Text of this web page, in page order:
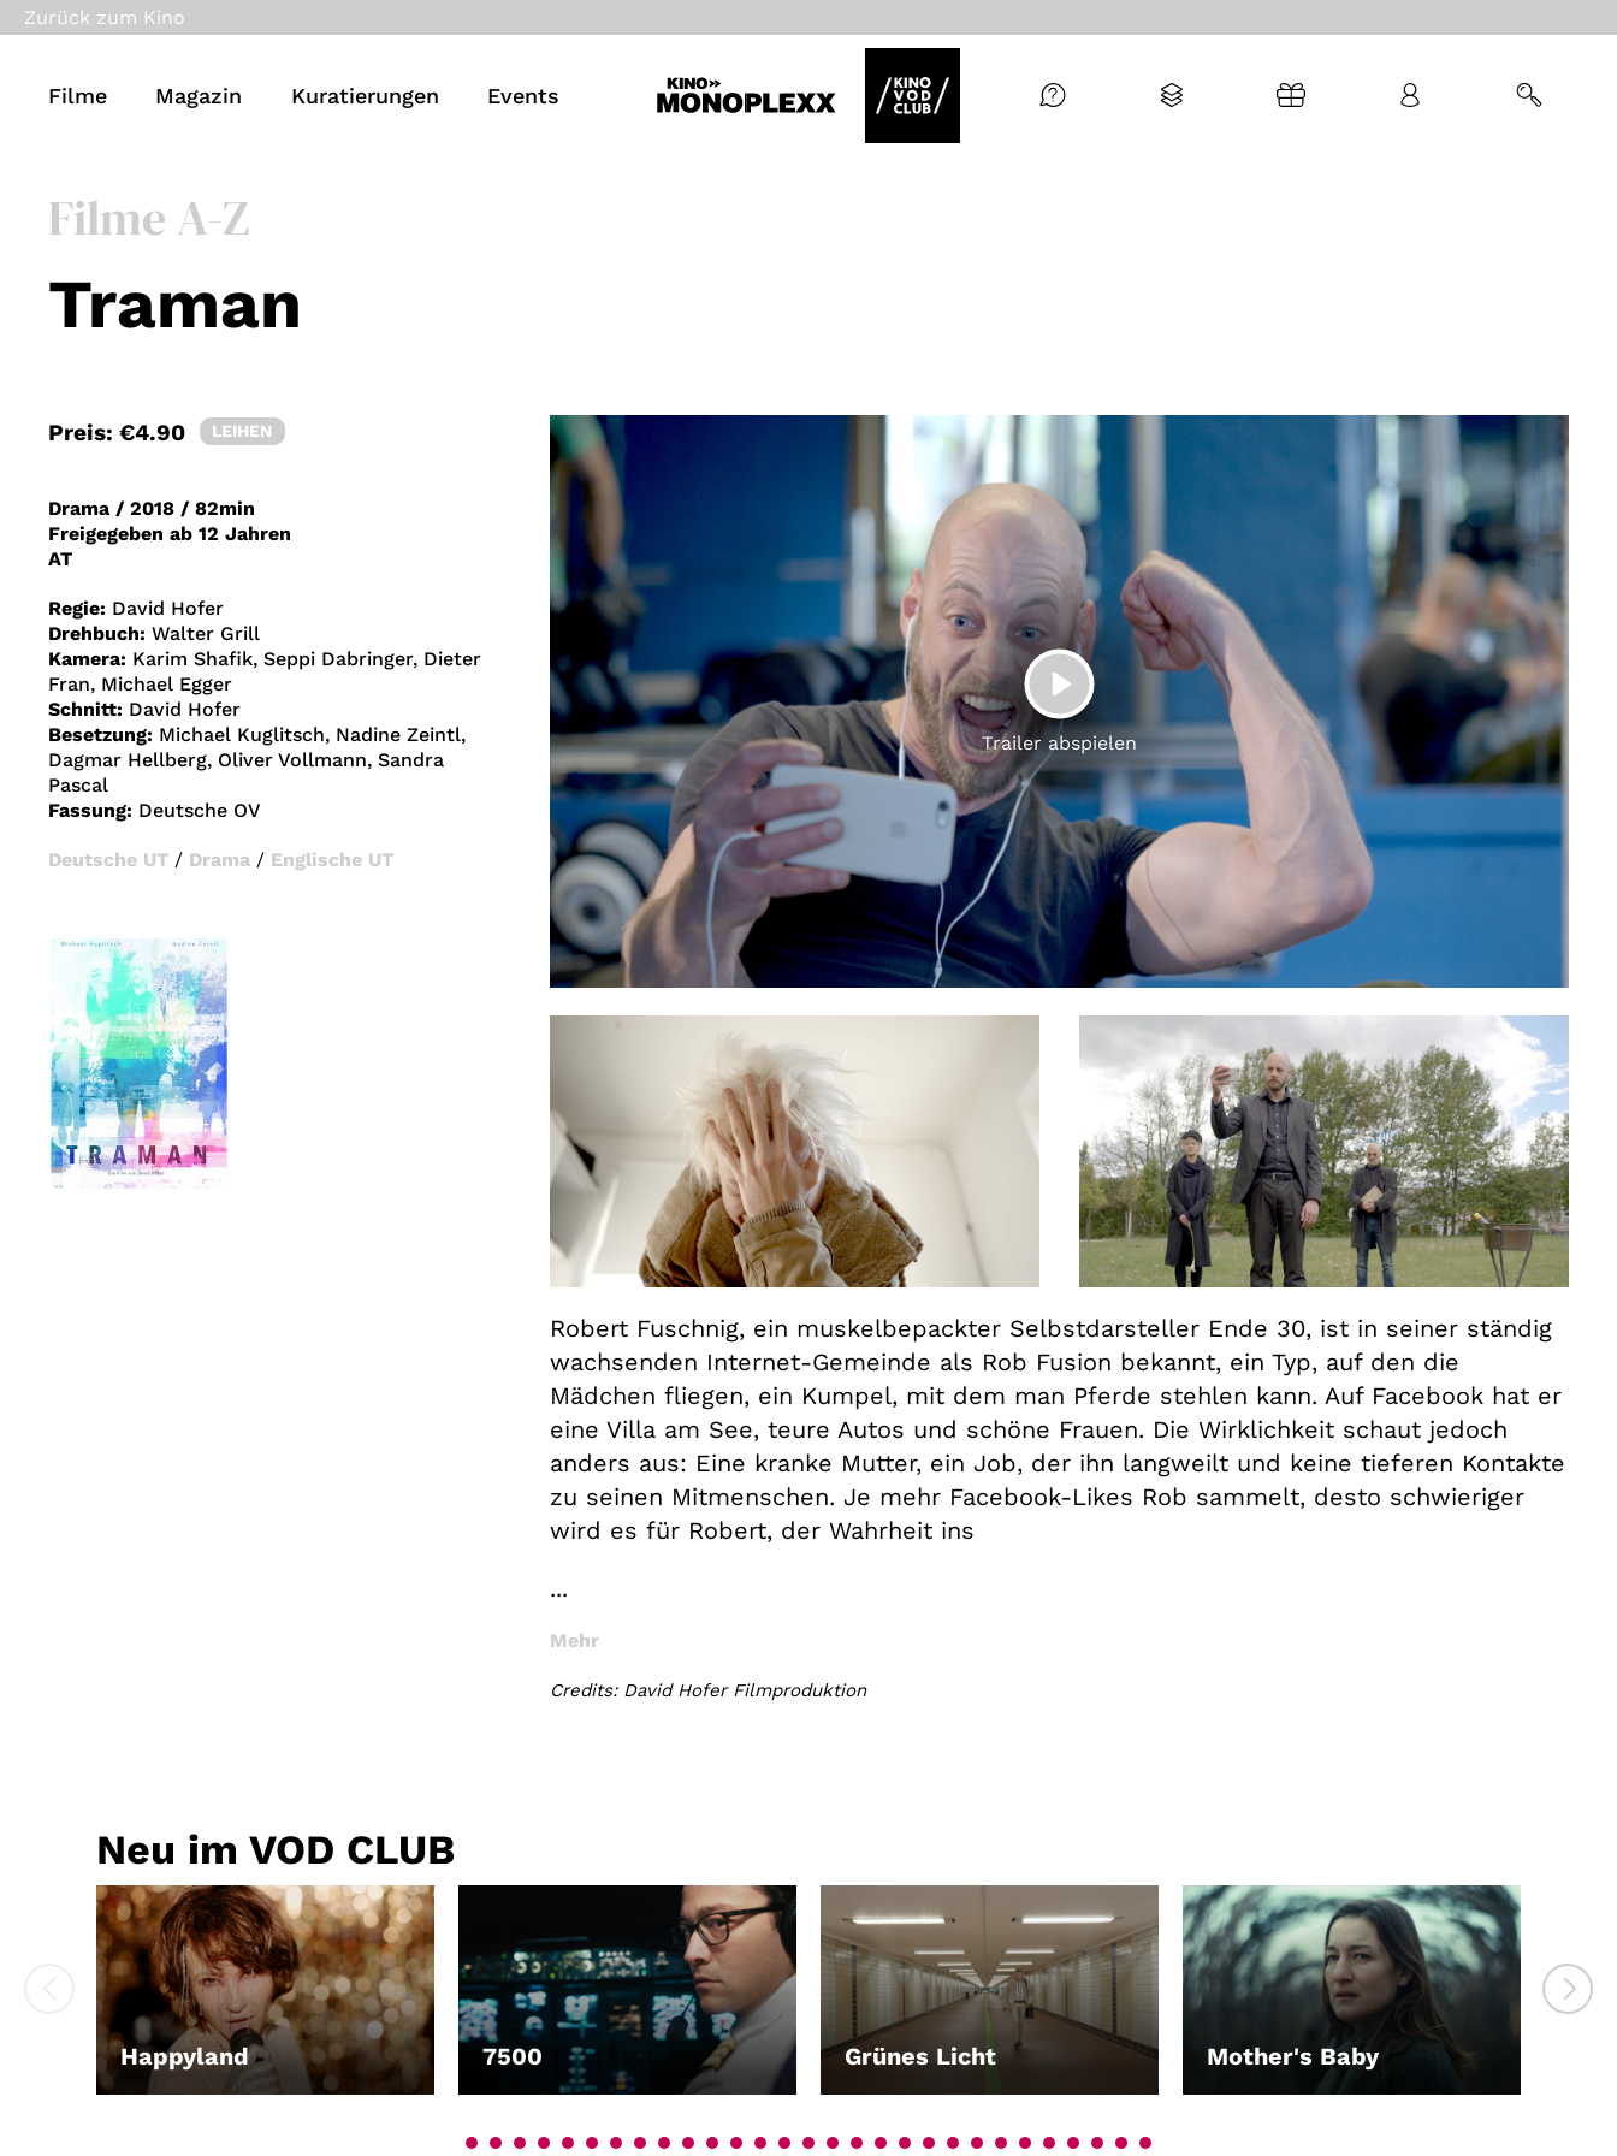
Gutscheine
& Filmpässe
Account
Suche
Zurück zum Kino
Filme Magazin Kuratierungen Events
Filme A-Z
Traman
Preis: €4.90 LEIHEN
PLAY
Trailer abspielen
Drama / 2018 / 82min
Freigegeben ab 12 Jahren
AT
Regie: David Hofer
Drehbuch: Walter Grill
Kamera: Karim Shafik, Seppi Dabringer, Dieter
Fran, Michael Egger
Schnitt: David Hofer
Besetzung: Michael Kuglitsch, Nadine Zeintl,
Dagmar Hellberg, Oliver Vollmann, Sandra
Pascal
Fassung: Deutsche OV
Deutsche UT / Drama / Englische UT
Robert Fuschnig, ein muskelbepackter Selbstdarsteller Ende 30, ist in seiner ständig
wachsenden Internet-Gemeinde als Rob Fusion bekannt, ein Typ, auf den die
Mädchen fliegen, ein Kumpel, mit dem man Pferde stehlen kann. Auf Facebook hat er
eine Villa am See, teure Autos und schöne Frauen. Die Wirklichkeit schaut jedoch
anders aus: Eine kranke Mutter, ein Job, der ihn langweilt und keine tieferen Kontakte
zu seinen Mitmenschen. Je mehr Facebook-Likes Rob sammelt, desto schwieriger
wird es für Robert, der Wahrheit ins
...
Mehr
Credits: David Hofer Filmproduktion
Neu im VOD CLUB
Happyland
LEIHEN 7500
LEIHEN Grünes Licht Mother's Baby
LEIHEN